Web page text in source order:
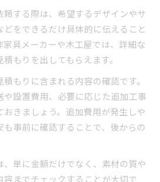
する際は、希望するデザインやサ
をできるだけ具体的に伝えること
具メーカーや木工屋では、詳細な
もりを出してもらえます。
もりに含まれる内容の確認です。
設置費用、必要に応じた追加工事
きましょう。追加費用が発生しや
事前に確認することで、後からの
、単に金額だけでなく、素材の質や
までチェックすることが大切で